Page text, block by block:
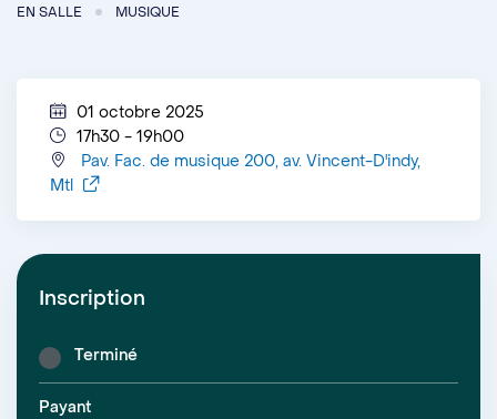
EN SALLE MUSIQUE
01 octobre 2025
17h30 - 19h00
Pav. Fac. de musique 200, av. Vincent-D'indy,
Mtl
Inscription
Terminé
Payant